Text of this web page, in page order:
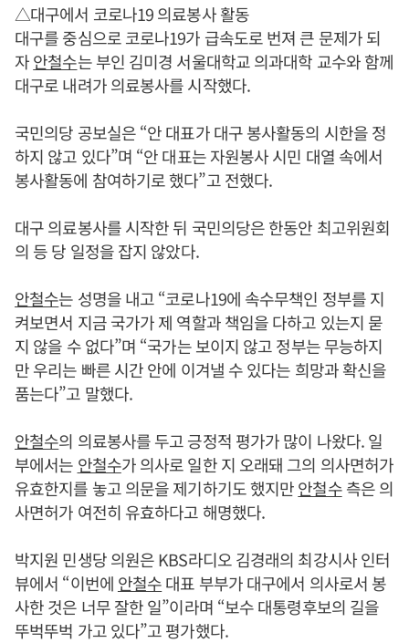
△대구에서 코로나19 의료봉사 활동
대구를 중심으로 코로나19가 급속도로 번져 큰 문제가 되
자안철수는 부인 김미경 서울대학교 의과대학 교수와 함께
대구로 내려가 의료봉사를 시작했다.
국민의당 공보실은 “안 대표가 대구 봉사활동의 시한을 정
하지 않고 있다”며 “안 대표는 자원봉사 시민 대열 속에서
봉사활동에 참여하기로 했다”고 전했다.
대구 의료봉사를 시작한 뒤 국민의당은 한동안 최고위원회
의 등 당 일정을 잡지 않았다.
안철수는 성명을 내고 “코로나19에 속수무책인 정부를 지
켜보면서 지금 국가가 제 역할과 책임을 다하고 있는지 묻
지 않을 수 없다”며 “국가는 보이지 않고 정부는 무능하지
만 우리는 빠른 시간 안에 이겨낼 수 있다는 희망과 확신을
품는다”고 말했다.
안철수의 의료봉사를 두고 긍정적 평가가 많이 나왔다. 일
부에서는 안철수가 의사로 일한 지 오래돼 그의 의사면허가
유효한지를 놓고 의문을 제기하기도 했지만안철수측은 의
사면허가 여전히 유효하다고 해명했다.
박지원 민생당 의원은 KBS라디오 김경래의 최강시사 인터
뷰에서 “이번에 안철수대표 부부가 대구에서 의사로서 봉
사한 것은 너무 잘한 일”이라며 “보수 대통령후보의 길을
뚜벅뚜벅 가고 있다”고 평가했다.